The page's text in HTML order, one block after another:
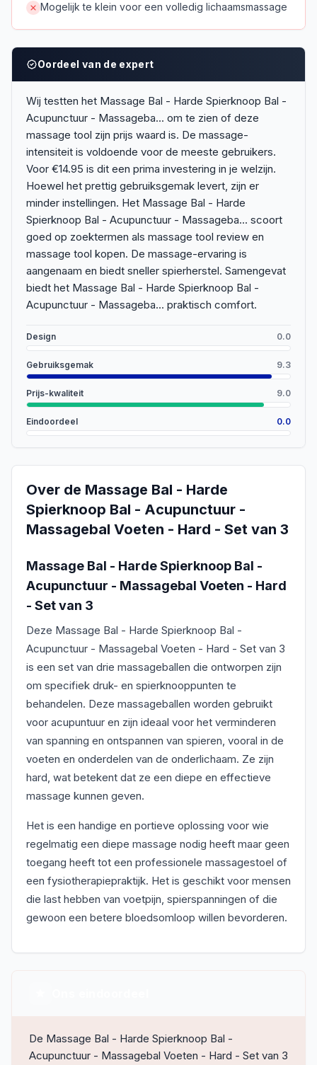
Mogelijk te klein voor een volledig lichaamsmassage
Oordeel van de expert
Wij testten het Massage Bal - Harde Spierknoop Bal -
Acupunctuur - Massageba... om te zien of deze
massage tool zijn prijs waard is. De massage-
intensiteit is voldoende voor de meeste gebruikers.
Voor €14.95 is dit een prima investering in je welzijn.
Hoewel het prettig gebruiksgemak levert, zijn er
minder instellingen. Het Massage Bal - Harde
Spierknoop Bal - Acupunctuur - Massageba... scoort
goed op zoektermen als massage tool review en
massage tool kopen. De massage-ervaring is
aangenaam en biedt sneller spierherstel. Samengevat
biedt het Massage Bal - Harde Spierknoop Bal -
Acupunctuur - Massageba... praktisch comfort.
Design 0.0
Gebruiksgemak 9.3
Prijs-kwaliteit 9.0
Eindoordeel 0.0
Over de Massage Bal - Harde
Spierknoop Bal - Acupunctuur -
Massagebal Voeten - Hard - Set van 3
Massage Bal - Harde Spierknoop Bal -
Acupunctuur - Massagebal Voeten - Hard
- Set van 3
Deze Massage Bal - Harde Spierknoop Bal -
Acupunctuur - Massagebal Voeten - Hard - Set van 3
is een set van drie massageballen die ontworpen zijn
om specifiek druk- en spierknooppunten te
behandelen. Deze massageballen worden gebruikt
voor acupuntuur en zijn ideaal voor het verminderen
van spanning en ontspannen van spieren, vooral in de
voeten en onderdelen van de onderlichaam. Ze zijn
hard, wat betekent dat ze een diepe en effectieve
massage kunnen geven.
Het is een handige en portieve oplossing voor wie
regelmatig een diepe massage nodig heeft maar geen
toegang heeft tot een professionele massagestoel of
een fysiotherapiepraktijk. Het is geschikt voor mensen
die last hebben van voetpijn, spierspanningen of die
gewoon een betere bloedsomloop willen bevorderen.
De Massage Bal - Harde Spierknoop Bal -
Acupunctuur - Massagebal Voeten - Hard - Set van 3